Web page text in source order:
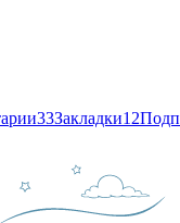
33Закладки12